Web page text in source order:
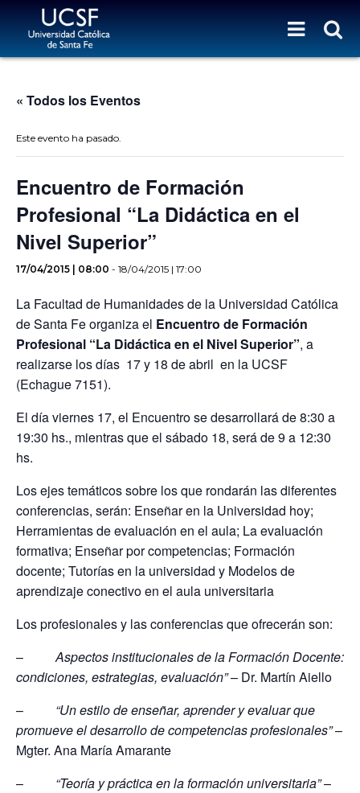
« Todos los Eventos
Este evento ha pasado.
Encuentro de Formación
Profesional “La Didáctica en el
Nivel Superior”
17/04/2015 | 08:00 - 18/04/2015 | 17:00
La Facultad de Humanidades de la Universidad Católica
de Santa Fe organiza el Encuentro de Formación
Profesional “La Didáctica en el Nivel Superior”, a
realizarse los días 17 y 18 de abril en la UCSF
(Echague 7151).
El día viernes 17, el Encuentro se desarrollará de 8:30 a
19:30 hs., mientras que el sábado 18, será de 9 a 12:30
hs.
Los ejes temáticos sobre los que rondarán las diferentes
conferencias, serán: Enseñar en la Universidad hoy;
Herramientas de evaluación en el aula; La evaluación
formativa; Enseñar por competencias; Formación
docente; Tutorías en la universidad y Modelos de
aprendizaje conectivo en el aula universitaria
Los profesionales y las conferencias que ofrecerán son:
–Aspectos institucionales de la Formación Docente:
condiciones, estrategias, evaluación”– Dr. Martín Aiello
– “Un estilo de enseñar, aprender y evaluar que
promueve el desarrollo de competencias profesionales”–
Mgter. Ana María Amarante
– “Teoría y práctica en la formación universitaria”–